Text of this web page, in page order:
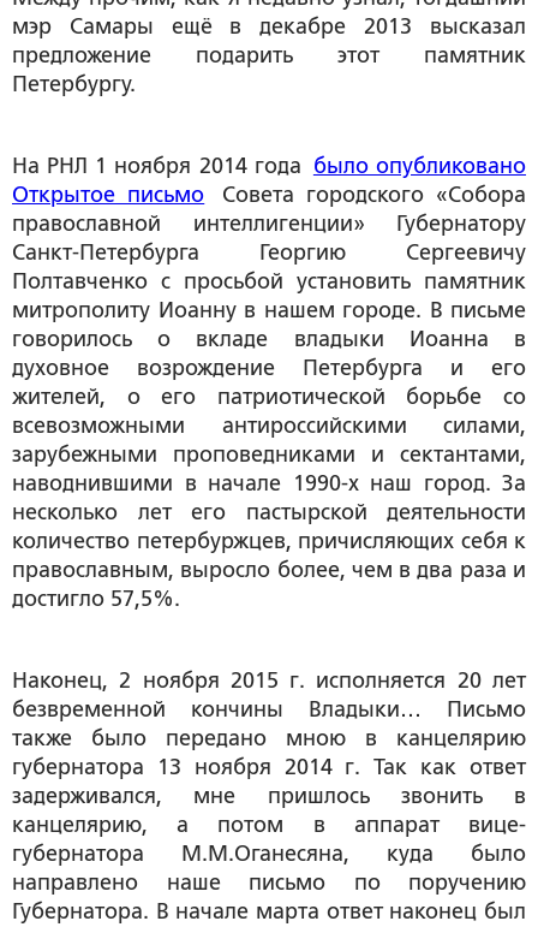
мэр Самары ещё в декабре 2013 высказал
предложение подарить этот памятник
Петербургу.
На РНЛ 1 ноября 2014 года было опубликовано
Открытое письмо Совета городского «Собора
православной интеллигенции» Губернатору
Санкт-Петербурга Георгию Сергеевичу
Полтавченко с просьбой установить памятник
митрополиту Иоанну в нашем городе. В письме
говорилось о вкладе владыки Иоанна в
духовное возрождение Петербурга и его
жителей, о его патриотической борьбе со
всевозможными антироссийскими силами,
зарубежными проповедниками и сектантами,
наводнившими в начале 1990-х наш город. За
несколько лет его пастырской деятельности
количество петербуржцев, причисляющих себя к
православным, выросло более, чем в два раза и
достигло 57,5%.
Наконец, 2 ноября 2015 г. исполняется 20 лет
безвременной кончины Владыки… Письмо
также было передано мною в канцелярию
губернатора 13 ноября 2014 г. Так как ответ
задерживался, мне пришлось звонить в
канцелярию, а потом в аппарат вице-
губернатора М.М.Оганесяна, куда было
направлено наше письмо по поручению
Губернатора. В начале марта ответ наконец был